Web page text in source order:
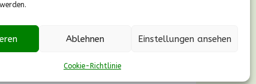
Ablehnen Einstellungen ansehen
Cookie-Richtlinie